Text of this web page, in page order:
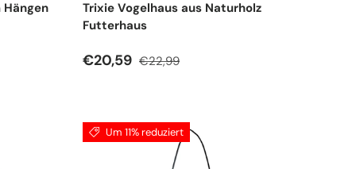
Trixie Vogelhaus aus Naturholz
Futterhaus
Verkaufspreis
€20,59 Normaler Preis
€22,99
Um 11% reduziert